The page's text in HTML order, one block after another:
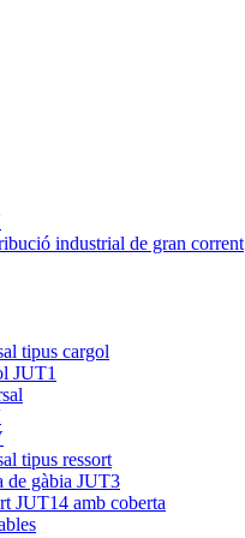
industrial de gran corrent
tipus cargol
JUT1
tipus ressort
de gàbia JUT3
JUT14 amb coberta